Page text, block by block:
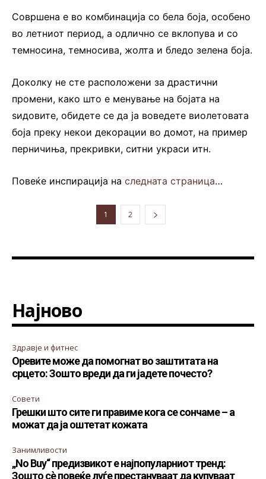
Совршена е во комбинација со бела боја, особено
во летниот период, а одлично се вклопува и со
темносина, темносива, жолта и бледо зелена боја.
Доколку не сте расположени за драстични
промени, како што е менување на бојата на
ѕидовите, обидете се да ја воведете виолетовата
боја преку некои декорации во домот, на пример
перничиња, прекривки, ситни украси итн.
Повеќе инспирација на следната страница…
1 2
Најново
Здравје и фитнес
Оревите може да помогнат во заштитата на
срцето: Зошто вреди да ги јадете почесто?
Совети
Грешки што сите ги правиме кога се сончаме – а
можат да ја оштетат кожата
Занимливости
„No Buy“ предизвикот е најпопуларниот тренд:
Зошто сè повеќе луѓе престануваат да купуваат